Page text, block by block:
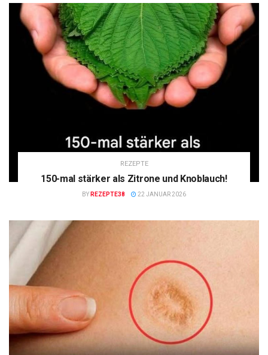
REZEPTE
150-mal stärker als Zitrone und Knoblauch!
BY REZEPTE38 22 JANUAR 2026